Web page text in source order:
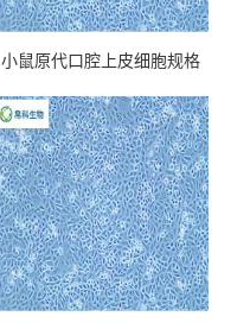
小鼠原代口腔上皮细胞规格